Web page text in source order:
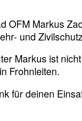
OFM Markus
und
Markus ist
Frohnleiten.
für deinen